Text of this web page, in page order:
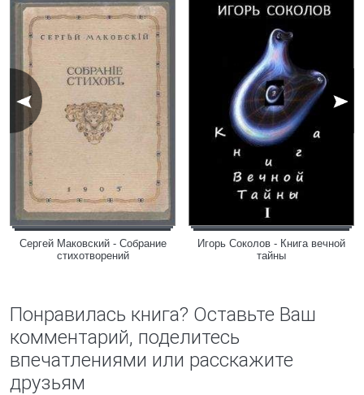
Сергей Маковский - Собрание
стихотворений
Игорь Соколов - Книга вечной
тайны
Понравилась книга? Оставьте Ваш
комментарий, поделитесь
впечатлениями или расскажите
друзьям